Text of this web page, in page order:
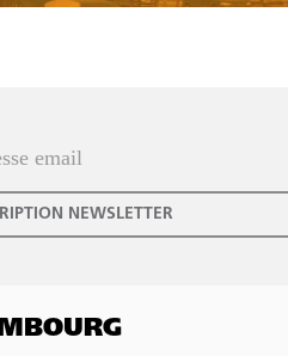
NEWSLETTER